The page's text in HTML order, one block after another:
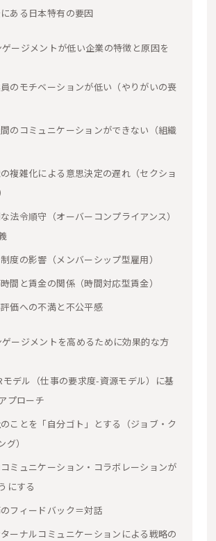
ある日本特有の要因
ージメントが低い企業の特徴と原因を
のモチベーションが低い（やりがいの喪
のコミュニケーションができない（組織
複雑化による意思決定の遅れ（セクショ
法令順守（オーバーコンプライアンス）
度の影響（メンバーシップ型雇用）
間と賃金の関係（時間対応型賃金）
価への不満と不公平感
ージメントを高めるために効果的な方
モデル（仕事の要求度-資源モデル）に基
プローチ
ことを「自分ゴト」とする（ジョブ・ク
グ）
ミュニケーション・コラボレーションが
にする
フィードバック＝対話
ーナルコミュニケーションによる戦略の